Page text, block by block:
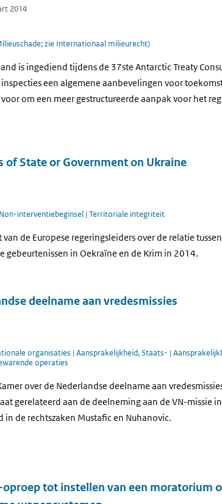
2014
zie Internationaal milieurecht)
is ingediend tijdens de 37ste Antarctic Treaty
een algemene aanbevelingen voor
om een meer gestructureerde aanpak voor het
of State or Government on Ukraine
Non-interventiebeginsel | Territoriale integriteit
de Europese regeringsleiders over de relatie
gebeurtenissen in Oekraïne en de Krim in 2014.
deelname aan vredesmissies
organisaties | Aansprakelijkheid, Staats- |
operaties
over de Nederlandse deelname aan
gerelateerd aan de deelneming aan de VN-missie
in de rechtszaken Mustafic en Nuhanovic.
oproep tot instellen van een moratorium